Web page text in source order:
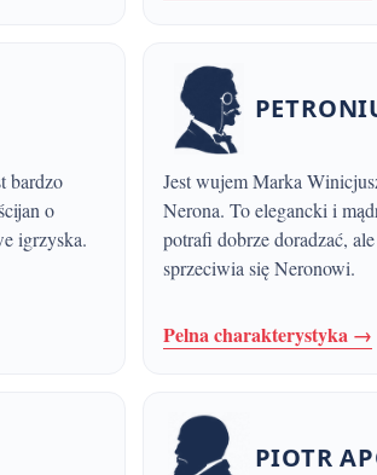
o
igrzyska.
Jest wujem Marka Winicjusza i doradcą cesarza
Nerona. To elegancki i
potrafi dobrze doradzać,
sprzeciwia się Neronowi.
Pelna charakterystyka →
PIOTR